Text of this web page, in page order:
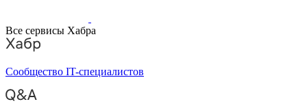
Все сервисы Хабра
Сообщество IT-специалистов